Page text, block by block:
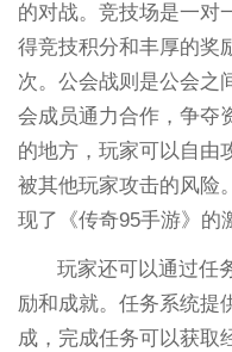
的对战。竞技场是一对
得竞技积分和丰厚的奖
次。公会战则是公会之
会成员通力合作，争夺
的地方，玩家可以自由
被其他玩家攻击的风险
现了《传奇95手游》的
玩家还可以通过任
励和成就。任务系统提
成，完成任务可以获取